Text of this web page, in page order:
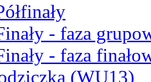
- faza
- faza
(WU13)